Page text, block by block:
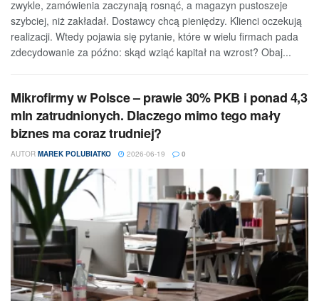
zwykle, zamówienia zaczynają rosnąć, a magazyn pustoszeje
szybciej, niż zakładał. Dostawcy chcą pieniędzy. Klienci oczekują
realizacji. Wtedy pojawia się pytanie, które w wielu firmach pada
zdecydowanie za późno: skąd wziąć kapitał na wzrost? Obaj...
Mikrofirmy w Polsce – prawie 30% PKB i ponad 4,3
mln zatrudnionych. Dlaczego mimo tego mały
biznes ma coraz trudniej?
AUTOR MAREK POLUBIATKO 2026-06-19 0